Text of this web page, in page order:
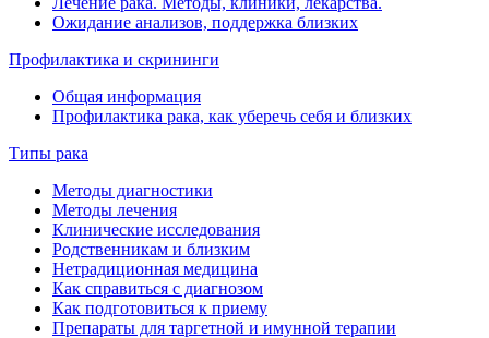
Ожидание анализов, поддержка близких
Профилактика и скрининги
Общая информация
Профилактика рака, как уберечь себя и близких
Типы рака
Методы диагностики
Методы лечения
Клинические исследования
Родственникам и близким
Нетрадиционная медицина
Как справиться с диагнозом
Как подготовиться к приему
Препараты для таргетной и имунной терапии